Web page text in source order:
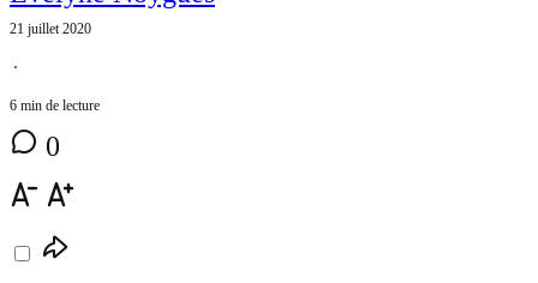
21 juillet 2020
⋅
6 min de lecture
0